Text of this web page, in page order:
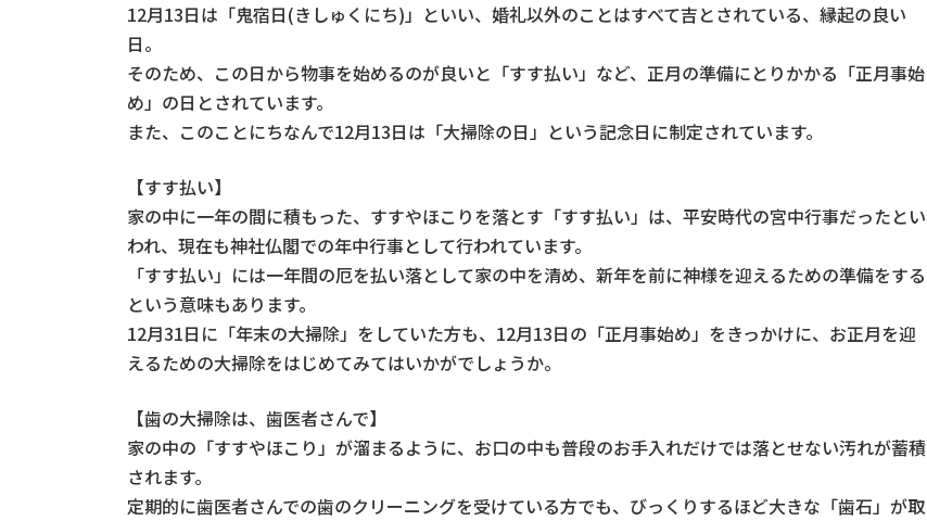
12月13日は「鬼宿日(きしゅくにち)」といい、婚礼以外のことはすべて吉とされている、縁起の良い
日。
そのため、この日から物事を始めるのが良いと「すす払い」など、正月の準備にとりかかる「正月事始
め」の日とされています。
また、このことにちなんで12月13日は「大掃除の日」という記念日に制定されています。
【すす払い】
家の中に一年の間に積もった、すすやほこりを落とす「すす払い」は、平安時代の宮中行事だったとい
われ、現在も神社仏閣での年中行事として行われています。
「すす払い」には一年間の厄を払い落として家の中を清め、新年を前に神様を迎えるための準備をする
という意味もあります。
12月31日に「年末の大掃除」をしていた方も、12月13日の「正月事始め」をきっかけに、お正月を迎
えるための大掃除をはじめてみてはいかがでしょうか。
【歯の大掃除は、歯医者さんで】
家の中の「すすやほこり」が溜まるように、お口の中も普段のお手入れだけでは落とせない汚れが蓄積
されます。
定期的に歯医者さんでの歯のクリーニングを受けている方でも、びっくりするほど大きな「歯石」が取